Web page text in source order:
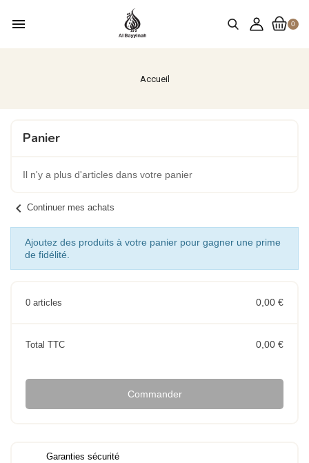
0
menu
Accueil
Panier
Il n'y a plus d'articles dans votre panier
chevron_left Continuer mes achats
Ajoutez des produits à votre panier pour gagner une prime
de fidélité.
0 articles 0,00 €
Total TTC 0,00 €
Commander
Garanties sécurité